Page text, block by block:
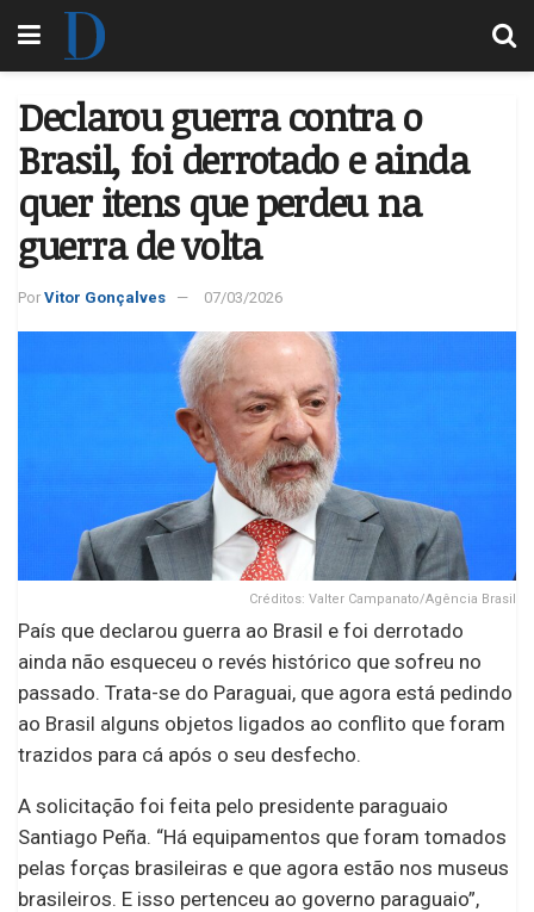
Declarou guerra contra o
Brasil, foi derrotado e ainda
quer itens que perdeu na
guerra de volta
Por Vitor Gonçalves 07/03/2026
Créditos: Valter Campanato/Agência Brasil
País que declarou guerra ao Brasil e foi derrotado
ainda não esqueceu o revés histórico que sofreu no
passado. Trata-se do Paraguai, que agora está pedindo
ao Brasil alguns objetos ligados ao conflito que foram
trazidos para cá após o seu desfecho.
A solicitação foi feita pelo presidente paraguaio
Santiago Peña. “Há equipamentos que foram tomados
pelas forças brasileiras e que agora estão nos museus
brasileiros. E isso pertenceu ao governo paraguaio”,